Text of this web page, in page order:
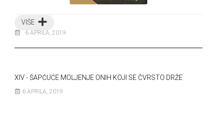
VIŠE
6 APRILA, 2019
XIV - ŠAPĆUĆE MOLJENJE ONIH KOJI SE ČVRSTO DRŽE
6 APRILA, 2019